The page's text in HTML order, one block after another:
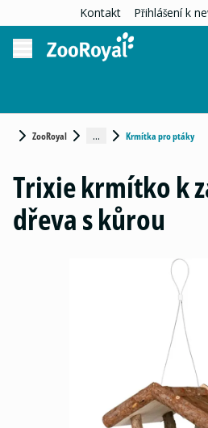
Kontakt Přihlášení k
ZooRoyal ... Krmítka pro ptáky
Trixie krmítko k
dřeva s kůrou